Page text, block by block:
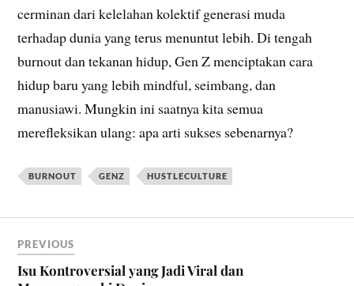
cerminan dari kelelahan kolektif generasi muda
terhadap dunia yang terus menuntut lebih. Di tengah
burnout dan tekanan hidup, Gen Z menciptakan cara
hidup baru yang lebih mindful, seimbang, dan
manusiawi. Mungkin ini saatnya kita semua
merefleksikan ulang: apa arti sukses sebenarnya?
BURNOUT GENZ HUSTLECULTURE
PREVIOUS
Isu Kontroversial yang Jadi Viral dan